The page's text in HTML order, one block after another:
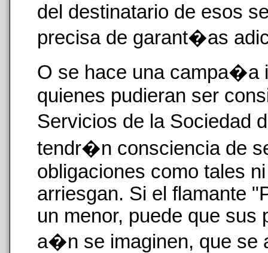
del destinatario de esos
precisa de garant�as
O se hace una campa�a
quienes pudieran ser
Servicios de la Sociedad
tendr�n consciencia de
obligaciones como tales
arriesgan. Si el flamante
un menor, puede que sus
a�n se imaginen, que se